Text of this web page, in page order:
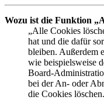
Wozu ist die Funktion
„Alle Cookies
hat und die dafür
bleiben. Außerdem
wie beispielsweise
Board-
bei der An- oder
die Cookies löschen.